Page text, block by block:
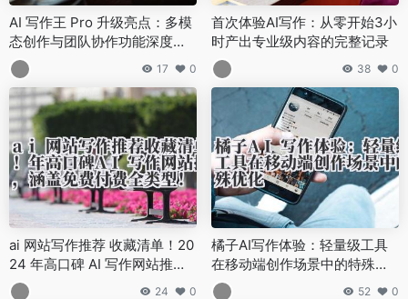
AI 写作王 Pro 升级亮点：多模
态创作与团队协作功能深度解
析
17 0
首次体验AI写作：从零开始3小
时产出专业级内容的完整记录
38 0
ai 网站写作推荐 收藏清单！20
24 年高口碑 AI 写作网站推
荐，涵盖免费 / 付费全类型！
24 0
橘子AI写作体验：轻量级工具
在移动端创作场景中的特殊优
化
52 0